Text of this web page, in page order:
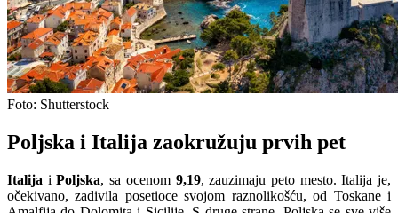
Foto: Shutterstock
Poljska i Italija zaokružuju prvih pet
Italija iPoljska, sa ocenom 9,19, zauzimaju peto mesto. Italija je,
očekivano, zadivila posetioce svojom raznolikošću, od Toskane i